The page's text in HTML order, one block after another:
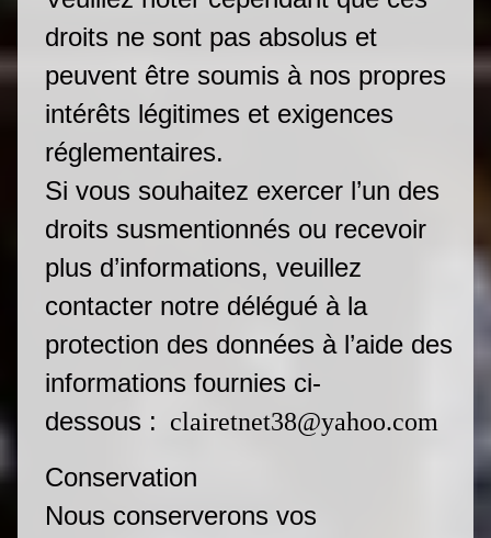
droits ne sont pas absolus et
peuvent être soumis à nos propres
intérêts légitimes et exigences
réglementaires.
Si vous souhaitez exercer l’un des
droits susmentionnés ou recevoir
plus d’informations, veuillez
contacter notre délégué à la
protection des données à l’aide des
informations fournies ci-
dessous : clairetnet38@yahoo.com
Conservation
Nous conserverons vos